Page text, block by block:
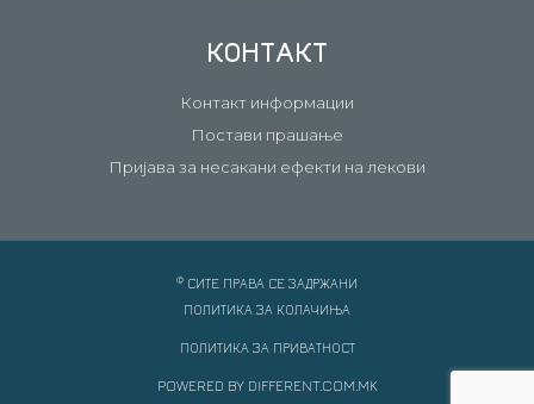
КОНТАКТ
Контакт информации
Постави прашање
Пријава за несакани ефекти на лекови
© СИТЕ ПРАВА СЕ ЗАДРЖАНИ
ПОЛИТИКА ЗА КОЛАЧИЊА
ПОЛИТИКА ЗА ПРИВАТНОСТ
POWERED BY DIFFERENT.COM.MK